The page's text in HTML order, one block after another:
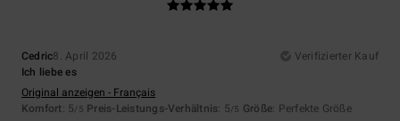
Cedric8. April 2026
Verifizierter Kauf
Ich liebe es
Original anzeigen - Français
Komfort: 5/5 Preis-Leistungs-Verhältnis: 5/5 Größe: Perfekte Größe